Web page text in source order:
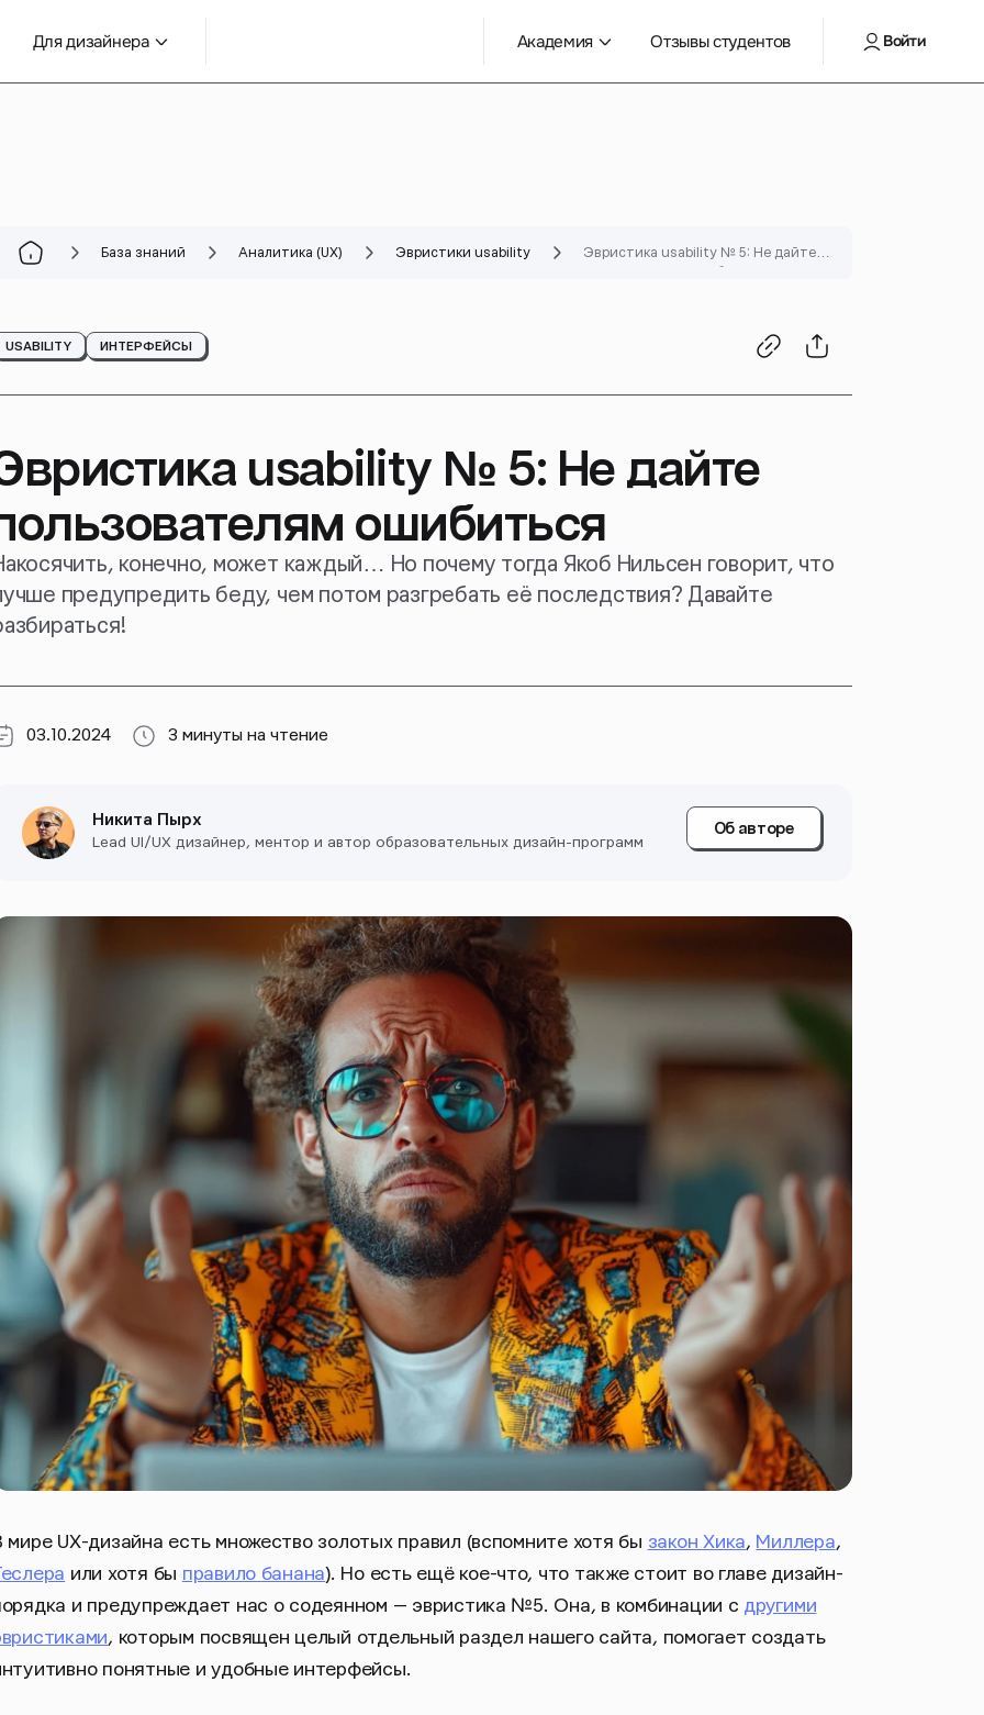
Для дизайнера Академия Отзывы студентов Войти
База знаний Аналитика (UX) Эвристики usability
Эвристика usability № 5: Не дайте
USABILITY ИНТЕРФЕЙСЫ
usability № 5: Не дайте
ошибиться
конечно, может каждый… Но почему тогда Якоб Нильсен говорит, что
предупредить беду, чем потом разгребать её последствия? Давайте
03.10.2024 3 минуты на чтение
Никита Пырх
Lead UI/UX дизайнер, ментор и автор образовательных дизайн-программ
Об авторе
мире UX-дизайна есть множество золотых правил (вспомните хотя бы закон Хика, Миллера,
или хотя бы правило банана). Но есть ещё кое-что, что также стоит во главе дизайн-
и предупреждает нас о содеянном — эвристика №5. Она, в комбинации с другими
, которым посвящен целый отдельный раздел нашего сайта, помогает создать
понятные и удобные интерфейсы.